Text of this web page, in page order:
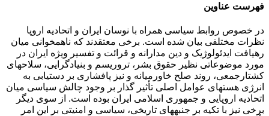
فهرست عناوین
در خصوص روابط سیاسی همراه با نوسان ایران و اتحادیه اروپا
نظرات مختلفی بیان شده است. برخی معتقدند که ناهمخوانی میان
رهیافت ایدئولوژیک و دین مدارانه و قرائت و تفسیر ویژه ایران در
مورد موضوعاتی نظیر حقوق بشر، تروریسم و بنیادگرایی، سلاح‏های
کشتارجمعی، روند صلح خاورمیانه و نیز پافشاری بر دست‏یابی به
انرژی هسته‏ای عوامل اصلی تأثیر گذار بر وجود چالش سیاسی میان
اتحادیه اروپایی و جمهوری اسلامی ایران بوده است. از سوی دیگر
برخی نیز با تکیه بر جنبه‏های تاریخی، سیاسی و امنیتی بر این امر